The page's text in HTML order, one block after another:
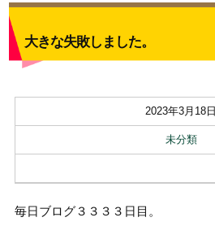
大きな失敗しました。
2023年3月18日
未分類
毎日ブログ３３３３ 日目。